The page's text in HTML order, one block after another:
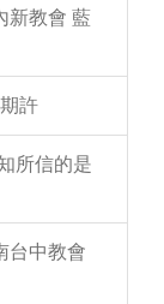
新教會 藍
許
所信的是
台中教會